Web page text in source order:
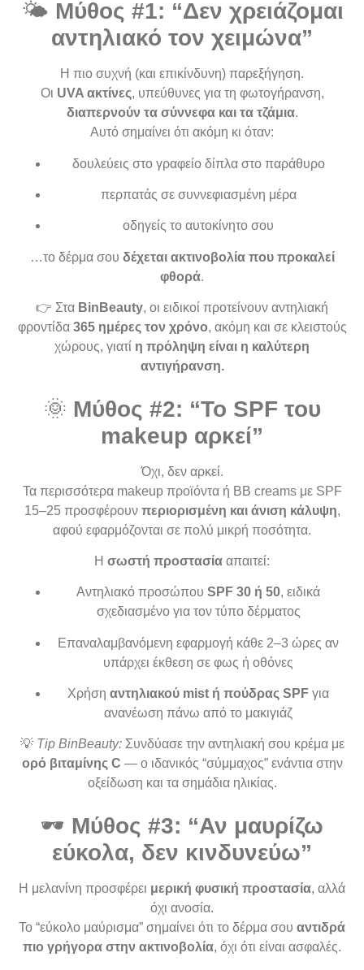
🌤️ Μύθος #1: “Δεν χρειάζομαι
αντηλιακό τον χειμώνα”
Η πιο συχνή (και επικίνδυνη) παρεξήγηση.
Οι UVA ακτίνες, υπεύθυνες για τη φωτογήρανση,
διαπερνούν τα σύννεφα και τα τζάμια.
Αυτό σημαίνει ότι ακόμη κι όταν:
δουλεύεις στο γραφείο δίπλα στο παράθυρο
περπατάς σε συννεφιασμένη μέρα
οδηγείς το αυτοκίνητο σου
…το δέρμα σου δέχεται ακτινοβολία που προκαλεί
φθορά.
👉 Στα BinBeauty, οι ειδικοί προτείνουν αντηλιακή
φροντίδα 365 ημέρες τον χρόνο, ακόμη και σε κλειστούς
χώρους, γιατί η πρόληψη είναι η καλύτερη
αντιγήρανση.
🌞 Μύθος #2: “Το SPF του
makeup αρκεί”
Όχι, δεν αρκεί.
Τα περισσότερα makeup προϊόντα ή BB creams με SPF
15–25 προσφέρουν περιορισμένη και άνιση κάλυψη,
αφού εφαρμόζονται σε πολύ μικρή ποσότητα.
Η σωστή προστασία απαιτεί:
Αντηλιακό προσώπου SPF 30 ή 50, ειδικά
σχεδιασμένο για τον τύπο δέρματος
Επαναλαμβανόμενη εφαρμογή κάθε 2–3 ώρες αν
υπάρχει έκθεση σε φως ή οθόνες
Χρήση αντηλιακού mist ή πούδρας SPF για
ανανέωση πάνω από το μακιγιάζ
💡 Tip BinBeauty:Συνδύασε την αντηλιακή σου κρέμα με
ορό βιταμίνης C — ο ιδανικός “σύμμαχος” ενάντια στην
οξείδωση και τα σημάδια ηλικίας.
🕶️ Μύθος #3: “Αν μαυρίζω
εύκολα, δεν κινδυνεύω”
Η μελανίνη προσφέρει μερική φυσική προστασία, αλλά
όχι ανοσία.
Το “εύκολο μαύρισμα” σημαίνει ότι το δέρμα σου αντιδρά
πιο γρήγορα στην ακτινοβολία, όχι ότι είναι ασφαλές.